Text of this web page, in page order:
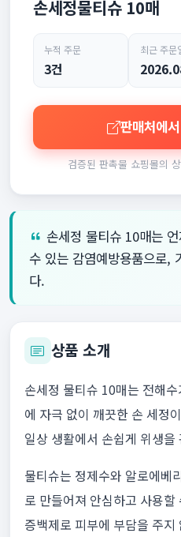
손세정물티슈 10매
누적 주문
3건
최근 주문
판매처에
검증된 판촉물 쇼핑몰의
손세정 물티슈 10매는
수 있는 감염예방용품으로,
다.
상품 소개
손세정 물티슈 10매는 전해
에 자극 없이 깨끗한 손 세정
일상 생활에서 손쉽게 위생
물티슈는 정제수와 알로에베
로 만들어져 안심하고 사용
증백제로 피부에 부담을 주지